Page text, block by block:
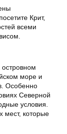
Крит,
всеми
море и
Особенно
Северной
условия.
мест, которые